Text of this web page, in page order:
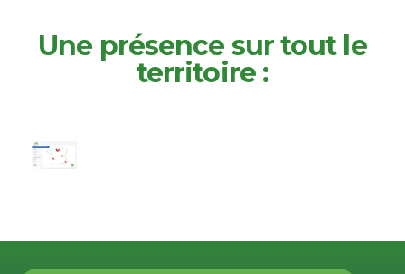
Une présence sur tout le
territoire :